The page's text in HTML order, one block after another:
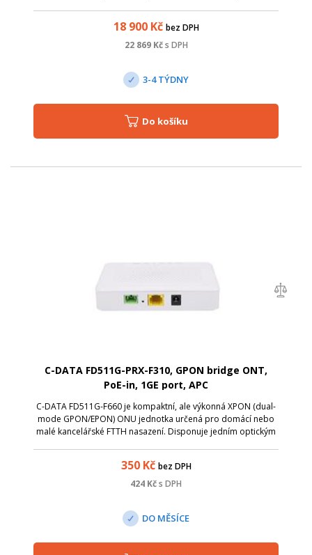
18 900Kč bez DPH
22 869Kč s DPH
3-4 TÝDNY
Do košíku
C-DATA FD511G-PRX-F310, GPON bridge ONT,
PoE-in, 1GE port, APC
C-DATA FD511G-F660 je kompaktní, ale výkonná XPON (dual-
mode GPON/EPON) ONU jednotka určená pro domácí nebo
malé kancelářské FTTH nasazení. Disponuje jedním optickým
350Kč bez DPH
424 Kčs DPH
DO MĚSÍCE